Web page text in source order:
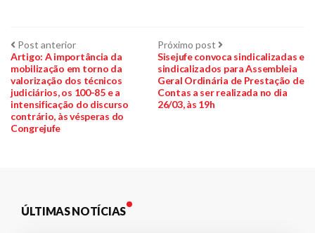
Navegação
de
Post
Post anteriorPost
anterior:
Artigo: A importância da
mobilização em torno da
valorização dos técnicos
judiciários, os 100-85 e a
intensificação do discurso
contrário, às vésperas do
Congrejufe
Próximo post Próximo
post:
Sisejufe convoca sindicalizadas e
sindicalizados para Assembleia
Geral Ordinária de Prestação de
Contas a ser realizada no dia
26/03, às 19h
ÚLTIMAS NOTÍCIAS